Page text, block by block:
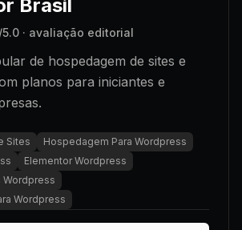
Brasil
/5.0 · avaliação editorial
de hospedagem de sites e
planos para iniciantes e
Sites
Hospedagem Para Wordpress
Elementor Wordpress
Wordpress
Wordpress